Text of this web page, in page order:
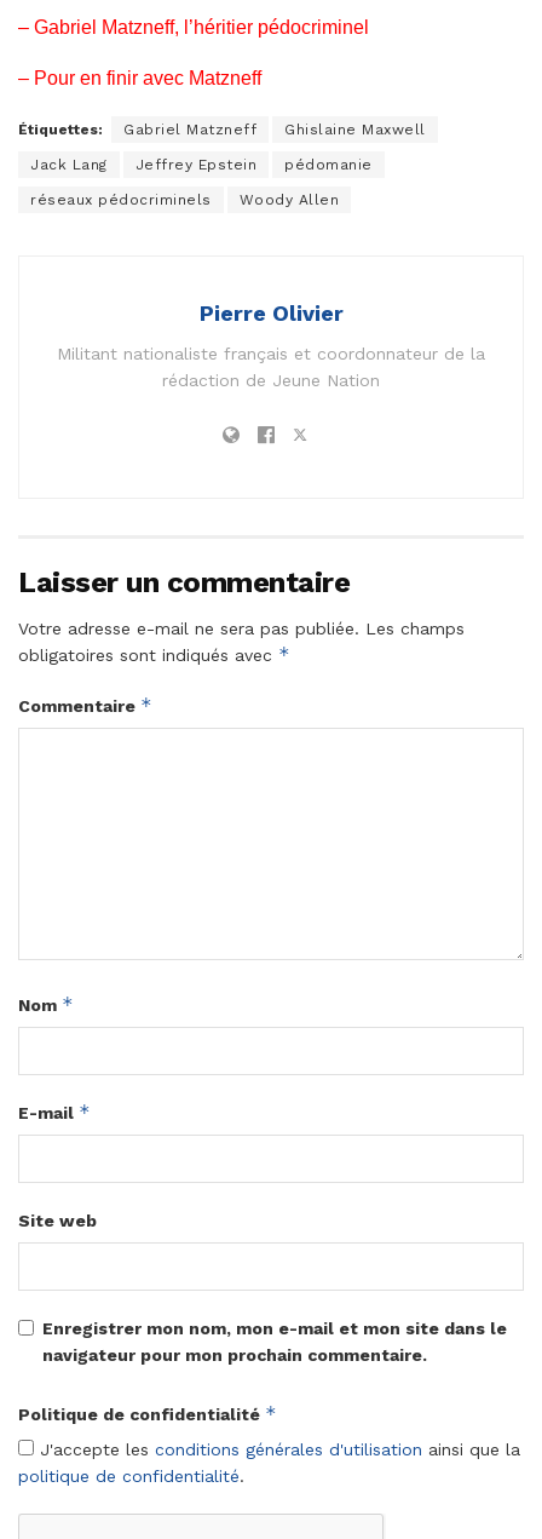
– Gabriel Matzneff, l’héritier pédocriminel
– Pour en finir avec Matzneff
Étiquettes: Gabriel Matzneff Ghislaine Maxwell
Jack Lang Jeffrey Epstein pédomanie
réseaux pédocriminels Woody Allen
Pierre Olivier
Militant nationaliste français et coordonnateur de la
rédaction de Jeune Nation
Laisser un commentaire
Votre adresse e-mail ne sera pas publiée. Les champs
obligatoires sont indiqués avec *
Commentaire *
Nom *
E-mail *
Site web
Enregistrer mon nom, mon e-mail et mon site dans le
navigateur pour mon prochain commentaire.
Politique de confidentialité *
J'accepte les conditions générales d'utilisation ainsi que la
politique de confidentialité.